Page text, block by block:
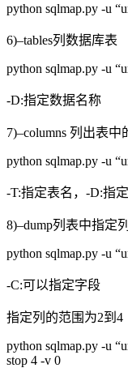
python sqlmap.py -u
6)–tables列数据库表
python sqlmap.py -u
-D:指定数据名称
7)–columns 列出表中
python sqlmap.py -u
-T:指定表名，-D:指
8)–dump列表中指定
python sqlmap.py -u
-C:可以指定字段
指定列的范围为2到4
python sqlmap.py -u
stop 4 -v 0